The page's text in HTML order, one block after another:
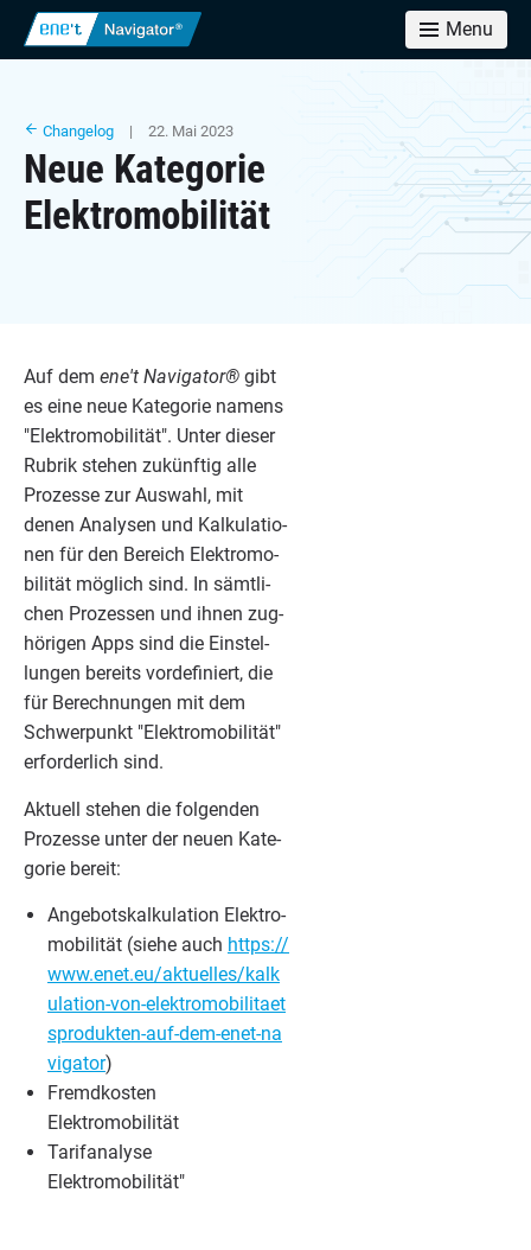
Menu
Changelog | 22. Mai 2023
Neue Kategorie
Elektromobilität
Auf dem ene't Navi­ga­tor® gibt
es eine neue Kate­go­rie namens
"Elek­tro­mo­bi­li­tät". Unter die­ser
Rubrik ste­hen zukünf­tig alle
Pro­zes­se zur Aus­wahl, mit
denen Ana­ly­sen und Kal­ku­la­tio­
nen für den Bereich Elek­tro­mo­
bi­li­tät mög­lich sind. In sämt­li­
chen Pro­zes­sen und ihnen zug­
hö­ri­gen Apps sind die Ein­stel­
lun­gen bereits vor­de­fi­niert, die
für Berech­nun­gen mit dem
Schwer­punkt "Elek­tro­mo­bi­li­tät"
erfor­der­lich sind.
Aktu­ell ste­hen die fol­gen­den
Pro­zes­se unter der neu­en Kate­
go­rie bereit:
Ange­bots­kal­ku­la­ti­on Elek­tro­
mo­bi­li­tät (sie­he auch https://​
www​.enet​.eu/​a​k​t​u​e​l​l​e​s​/​k​a​l​k​
u​l​a​t​i​o​n​-​v​o​n​-​e​l​e​k​t​r​o​m​o​b​i​l​i​t​a​e​t​
s​p​r​o​d​u​k​t​e​n​-​a​u​f​-​d​e​m​-​e​n​e​t​-​n​a​
v​i​gator)
Fremd­kos­ten
Elektromobilität
Tarif­ana­ly­se
Elektromobilität"